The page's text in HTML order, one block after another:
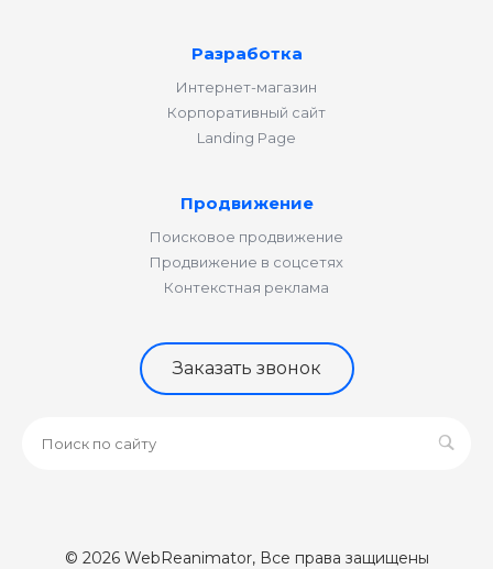
Разработка
Интернет-магазин
Корпоративный сайт
Landing Page
Продвижение
Поисковое продвижение
Продвижение в соцсетях
Контекстная реклама
Заказать звонок
© 2026 WebReanimator, Все права защищены